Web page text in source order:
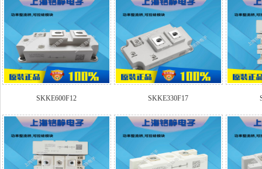
SKKE600F12 SKKE330F17